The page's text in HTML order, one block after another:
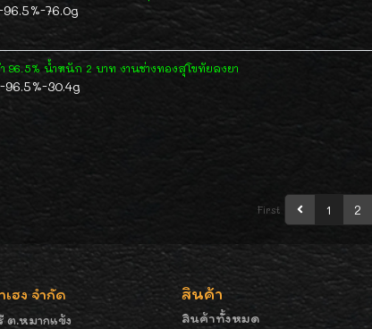
96.5%-76.0g
96.5% น้ำหนัก 2 บาท งานช่างทองสุโขทัยลงยา
96.5%-30.4g
First 1 2
ฮง จำกัด
ต.หมากแข้ง
สินค้า
สินค้าทั้งหมด